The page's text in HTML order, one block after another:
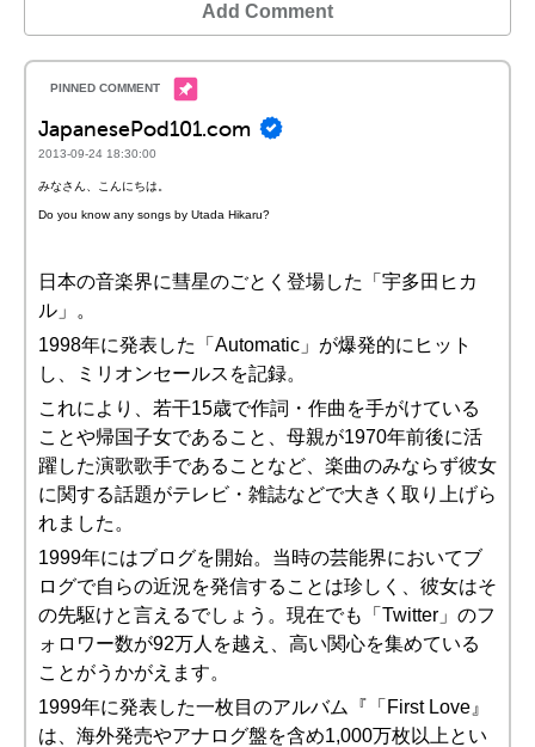
Add Comment
JapanesePod101.com
2013-09-24 18:30:00
みなさん、こんにちは。
Do you know any songs by Utada Hikaru?
日本の音楽界に彗星のごとく登場した「宇多田ヒカ
ル」。
1998年に発表した「Automatic」が爆発的にヒット
し、ミリオンセールスを記録。
これにより、若干15歳で作詞・作曲を手がけている
ことや帰国子女であること、母親が1970年前後に活
躍した演歌歌手であることなど、楽曲のみならず彼女
に関する話題がテレビ・雑誌などで大きく取り上げら
れました。
1999年にはブログを開始。当時の芸能界においてブ
ログで自らの近況を発信することは珍しく、彼女はそ
の先駆けと言えるでしょう。現在でも「Twitter」のフ
ォロワー数が92万人を越え、高い関心を集めている
ことがうかがえます。
1999年に発表した一枚目のアルバム『「First Love』
は、海外発売やアナログ盤を含め1,000万枚以上とい